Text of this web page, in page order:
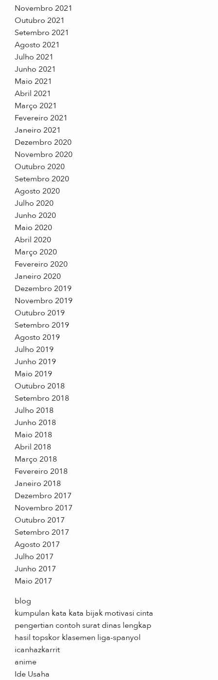
Novembro 2021
Outubro 2021
Setembro 2021
Agosto 2021
Julho 2021
Junho 2021
Maio 2021
Abril 2021
Março 2021
Fevereiro 2021
Janeiro 2021
Dezembro 2020
Novembro 2020
Outubro 2020
Setembro 2020
Agosto 2020
Julho 2020
Junho 2020
Maio 2020
Abril 2020
Março 2020
Fevereiro 2020
Janeiro 2020
Dezembro 2019
Novembro 2019
Outubro 2019
Setembro 2019
Agosto 2019
Julho 2019
Junho 2019
Maio 2019
Outubro 2018
Setembro 2018
Julho 2018
Junho 2018
Maio 2018
Abril 2018
Março 2018
Fevereiro 2018
Janeiro 2018
Dezembro 2017
Novembro 2017
Outubro 2017
Setembro 2017
Agosto 2017
Julho 2017
Junho 2017
Maio 2017
blog
kumpulan kata kata bijak motivasi cinta
pengertian contoh surat dinas lengkap
hasil topskor klasemen liga-spanyol
icanhazkarrit
anime
Ide Usaha